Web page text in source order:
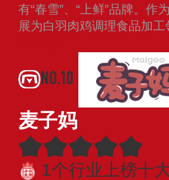
有“春雪”、“上鲜”品牌。
展为白羽肉鸡调理食品加
NO.10
麦子妈
1个行业上榜十